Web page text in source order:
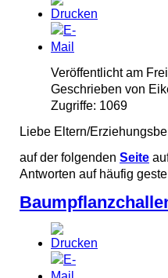
Veröffentlicht am
Geschrieben von
Zugriffe: 1069
Liebe Eltern/
auf der folgenden Seite
Antworten auf häufig